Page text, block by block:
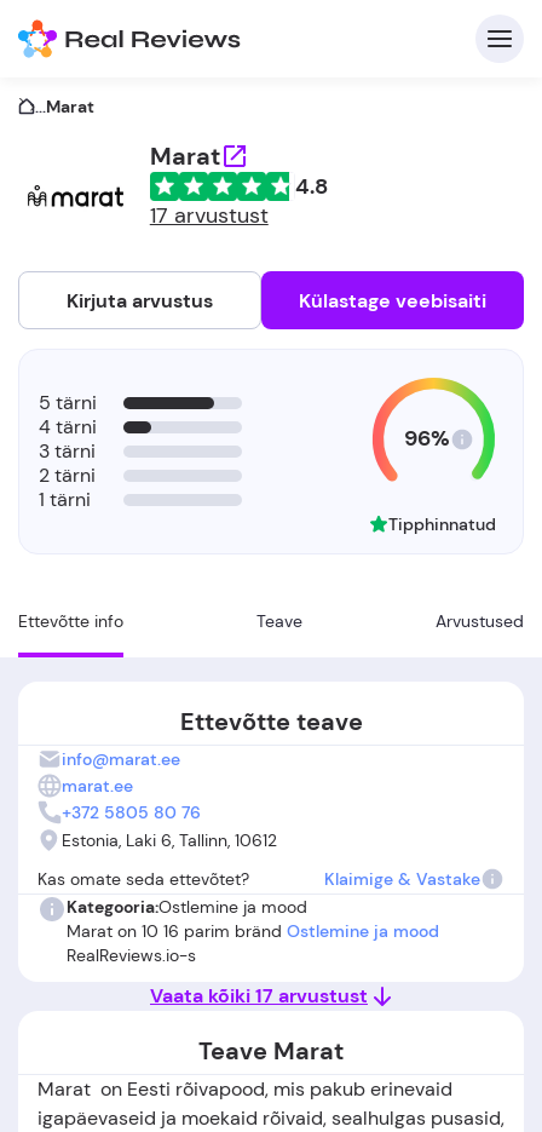
...Marat
Marat
4.8
17 arvustust
Kirjuta arvustus Külastage veebisaiti
Ettevõtte info Teave Arvustused
5 tärni
4 tärni
3 tärni
2 tärni
1 tärni
96%
Tipphinnatud
Ettevõtte teave
info@marat.ee
marat.ee
+372 5805 80 76
Estonia, Laki 6, Tallinn, 10612
Kas omate seda ettevõtet?
Klaimige & Vastake
Kategooria:Ostlemine ja mood
Marat on 10 16 parim bränd Ostlemine ja mood
RealReviews.io-s
Vaata kõiki 17 arvustust
Teave Marat
Marat on Eesti rõivapood, mis pakub erinevaid
igapäevaseid ja moekaid rõivaid, sealhulgas pusasid,